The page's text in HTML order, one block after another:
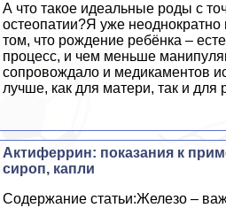
А что такое идеальные роды с
остеопатии?Я уже неоднократно
том, что рождение ребёнка –
процесс, и чем меньше
сопровождало и медикаментов
лучше, как для матери, так и для
Актиферрин: показания к
сироп, капли
Содержание статьи:Железо –